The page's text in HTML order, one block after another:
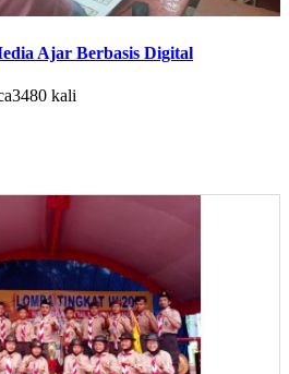
Ajar Berbasis Digital
kali